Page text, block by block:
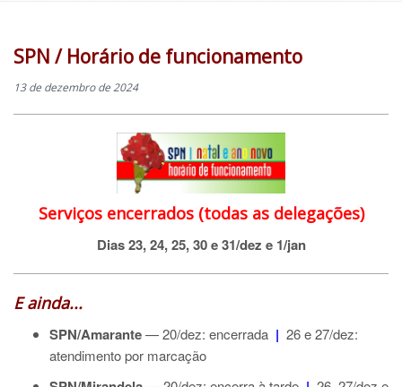
SPN / Horário de funcionamento
13 de dezembro de 2024
Serviços encerrados (todas as delegações)
Dias 23, 24, 25, 30 e 31/dez e 1/jan
E ainda...
SPN/Amarante— 20/dez: encerrada | 26 e 27/dez:
atendimento por marcação